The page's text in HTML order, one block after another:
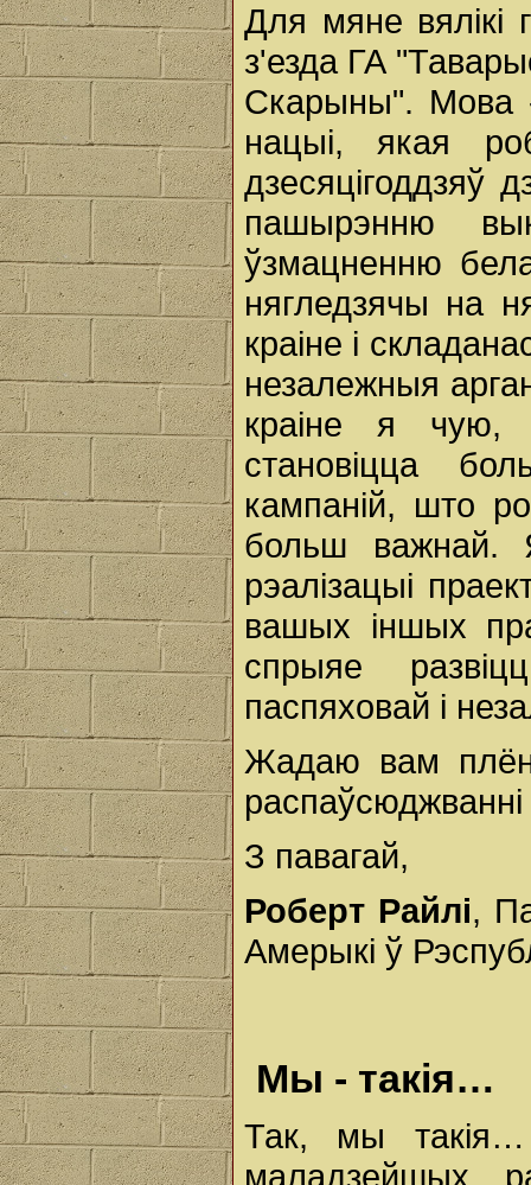
Для мяне вялікі
з'езда ГА
Скарыны". Мова
нацыі, якая
дзесяцігоддзяў
пашырэнню
ўзмацненню
нягледзячы на
краіне і
незалежныя
краіне я чую,
становіцца
кампаній, што
больш важнай.
рэалізацыі
вашых іншых
спрыяе
паспяховай і
Жадаю вам
З павагай,
Роберт Райлі,
Амерыкі ў
Мы - такія…
Так, мы
маладзейшых,